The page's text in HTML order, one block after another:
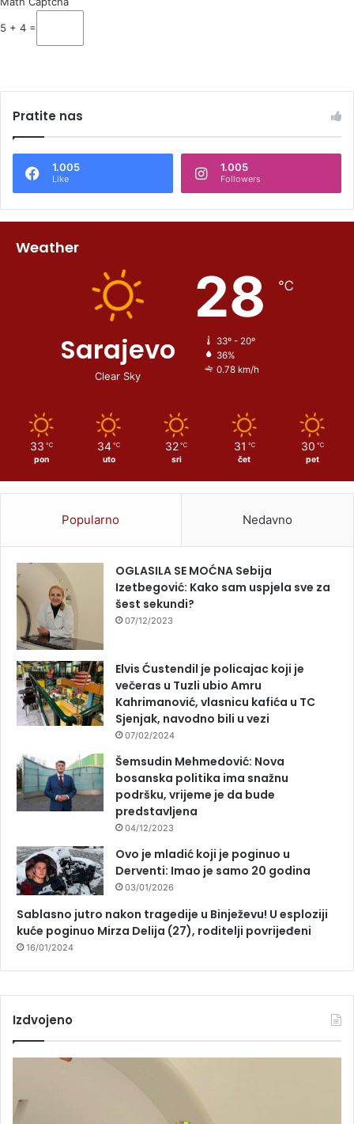
5 + 4 =
Pratite nas
1.005
Like
1.005
Followers
Weather
Sarajevo
Clear Sky
28 ℃
33º - 20º
36%
0.78 km/h
33 ℃
pon
34 ℃
uto
32 ℃
sri
31 ℃
čet
30 ℃
pet
Popularno Nedavno
OGLASILA SE MOĆNA Sebija
Izetbegović: Kako sam uspjela sve za
šest sekundi?
07/12/2023
Elvis Ćustendil je policajac koji je
večeras u Tuzli ubio Amru
Kahrimanović, vlasnicu kafića u TC
Sjenjak, navodno bili u vezi
07/02/2024
Šemsudin Mehmedović: Nova
bosanska politika ima snažnu
podršku, vrijeme je da bude
predstavljena
04/12/2023
Ovo je mladić koji je poginuo u
Derventi: Imao je samo 20 godina
03/01/2026
Sablasno jutro nakon tragedije u Binježevu! U esploziji
kuće poginuo Mirza Delija (27), roditelji povrijeđeni
16/01/2024
Izdvojeno